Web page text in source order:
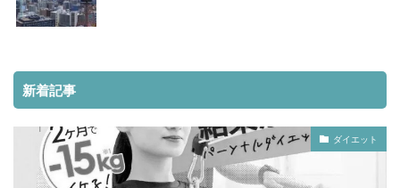
新着記事
ダイエット